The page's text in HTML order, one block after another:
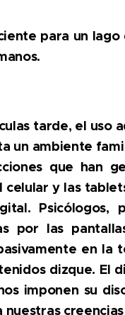
para un
tarde, el uso
un ambiente
que han
y las
Psicólogos,
por las
en la
dizque. El
imponen su